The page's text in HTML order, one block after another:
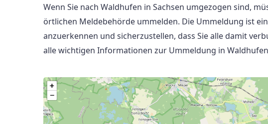
Wenn Sie nach Waldhufen in Sachsen umgezogen sind,
örtlichen Meldebehörde ummelden. Die Ummeldung ist
anzuerkennen und sicherzustellen, dass Sie alle damit
alle wichtigen Informationen zur Ummeldung in